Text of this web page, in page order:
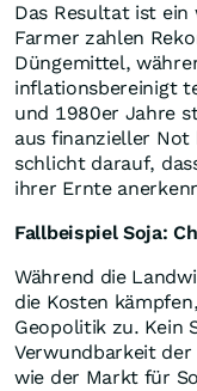
Das Resultat ist
Farmer zahlen
Düngemittel,
inflationsbereinigt
und 1980er Jahre
aus finanzieller
schlicht darauf,
ihrer Ernte
Fallbeispiel Soja:
Während die
die Kosten
Geopolitik zu. Kein
Verwundbarkeit
wie der Markt für